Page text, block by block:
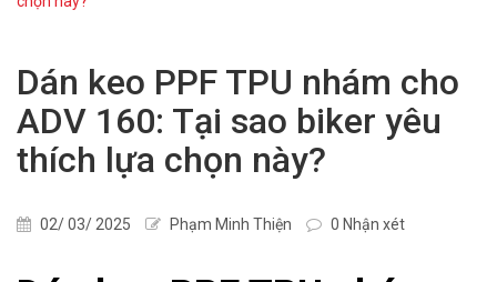
Dán keo PPF TPU nhám cho
ADV 160: Tại sao biker yêu
thích lựa chọn này?
02/ 03/ 2025 Phạm Minh Thiện 0 Nhận xét